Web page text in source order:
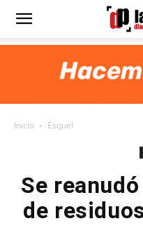
Diario
Inicio Esquel
Se
de